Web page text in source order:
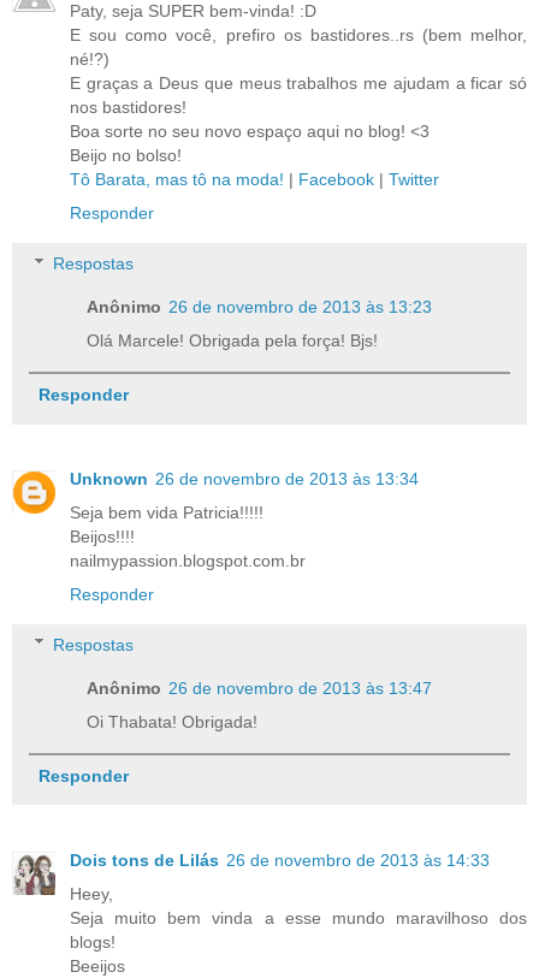
Paty, seja SUPER bem-vinda! :D
E sou como você, prefiro os bastidores..rs (bem melhor,
né!?)
E graças a Deus que meus trabalhos me ajudam a ficar só
nos bastidores!
Boa sorte no seu novo espaço aqui no blog! <3
Beijo no bolso!
Tô Barata, mas tô na moda! | Facebook | Twitter
Responder
Respostas
Anônimo 26 de novembro de 2013 às 13:23
Olá Marcele! Obrigada pela força! Bjs!
Responder
Unknown 26 de novembro de 2013 às 13:34
Seja bem vida Patricia!!!!!
Beijos!!!!
nailmypassion.blogspot.com.br
Responder
Respostas
Anônimo 26 de novembro de 2013 às 13:47
Oi Thabata! Obrigada!
Responder
Dois tons de Lilás 26 de novembro de 2013 às 14:33
Heey,
Seja muito bem vinda a esse mundo maravilhoso dos
blogs!
Beeijos